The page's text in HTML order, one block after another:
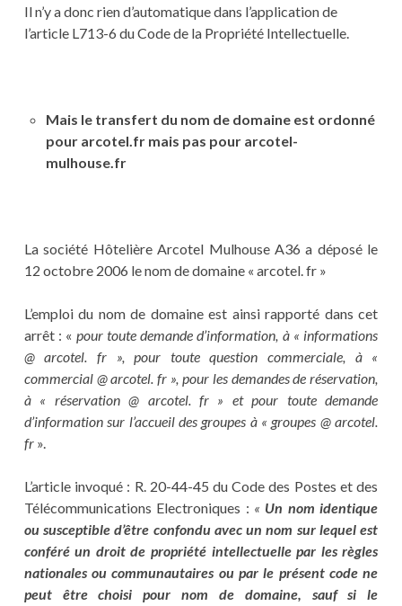
Il n’y a donc rien d’automatique dans l’application de
l’article L713-6 du Code de la Propriété Intellectuelle.
Mais le transfert du nom de domaine est ordonné
pour arcotel.fr mais pas pour arcotel-
mulhouse.fr
La société Hôtelière Arcotel Mulhouse A36 a déposé le
12 octobre 2006 le nom de domaine « arcotel. fr »
L’emploi du nom de domaine est ainsi rapporté dans cet
arrêt : « pour toute demande d’information, à « informations
@ arcotel. fr », pour toute question commerciale, à «
commercial @ arcotel. fr », pour les demandes de réservation,
à « réservation @ arcotel. fr » et pour toute demande
d’information sur l’accueil des groupes à « groupes @ arcotel.
fr ».
L’article invoqué : R. 20-44-45 du Code des Postes et des
Télécommunications Electroniques : « Un nom identique
ou susceptible d’être confondu avec un nom sur lequel est
conféré un droit de propriété intellectuelle par les règles
nationales ou communautaires ou par le présent code ne
peut être choisi pour nom de domaine, sauf si le